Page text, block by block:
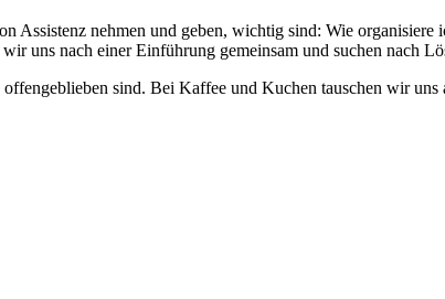
nehmen und geben, wichtig sind: Wie
uns nach einer Einführung gemeinsam und suchen nach
sind. Bei Kaffee und Kuchen tauschen wir uns